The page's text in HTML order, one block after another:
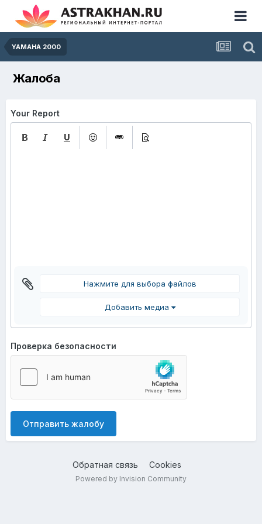
YAMAHA 2000
Жалоба
Your Report
Нажмите для выбора файлов
Добавить медиа
Проверка безопасности
Отправить жалобу
Обратная связь Cookies
Powered by Invision Community